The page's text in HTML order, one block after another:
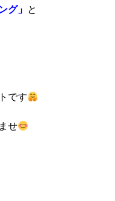
グ」 と
です
せ